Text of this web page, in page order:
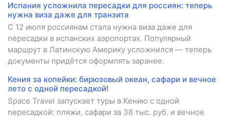
Испания усложнила пересадки для россиян: теперь
нужна виза даже для транзита
С 12 июля россиянам стала нужна виза даже для
пересадки в испанских аэропортах. Популярный
маршрут в Латинскую Америку усложнился — теперь
документы придётся оформлять заранее.
Кения за копейки: бирюзовый океан, сафари и вечное
лето с одной пересадкой!
Space Travel запускает туры в Кению с одной
пересадкой: пляжи, сафари за 38 тыс. руб. и вечное